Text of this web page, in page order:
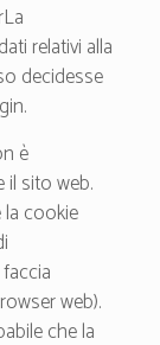
relativi alla
decidesse
è
il sito web.
cookie
web).
che la